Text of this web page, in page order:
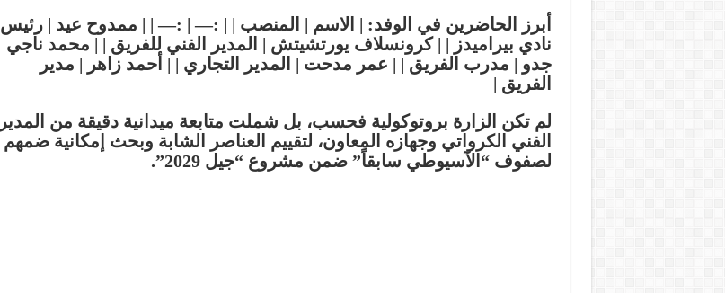
أبرز الحاضرين في الوفد: | الاسم | المنصب | | :— | :— | | ممدوح عيد | رئيس
نادي بيراميدز | |كرونسلاف يورتشيتش | المدير الفني للفريق | | محمد ناجي
جدو | مدرب الفريق | | عمر مدحت | المدير التجاري | | أحمد زاهر | مدير
الفريق |
لم تكن الزارة بروتوكولية فحسب، بل شملت متابعة ميدانية دقيقة من المدير
الفني الكرواتي وجهازه المعاون، لتقييم العناصر الشابة وبحث إمكانية ضمهم
لصفوف “الآسيوطي سابقاً” ضمن مشروع “جيل 2029”.